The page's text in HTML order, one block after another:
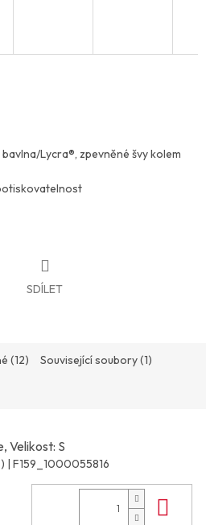
Lycra®, zpevněné švy kolem
SDÍLET
(12) Související soubory (1)
Velikost: S
| F159_1000055816